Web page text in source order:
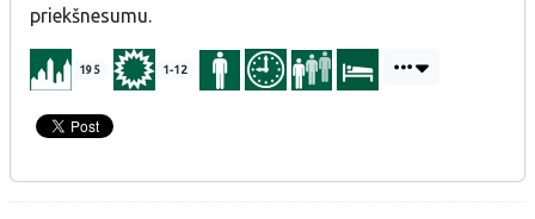
priekšnesumu.
195 1-12